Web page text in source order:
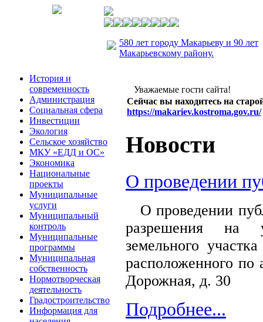
580 лет городу Макарьеву и 90 лет
Макарьевскому району.
История и
современность
Администрация
Социальная сфера
Инвестиции
Экология
Сельское хозяйство
МКУ «ЕДД и ОС»
Экономика
Национальные
проекты
Муниципальные
услуги
Муниципальный
контроль
Муниципальные
программы
Муниципальная
собственность
Нормотворческая
деятельность
Градостроительство
Информация для
Уважаемые гости сайта!
Сейчас вы находитесь на
https://makariev.kostroma.gov.ru/
Новости
О проведении
О проведении
разрешения на
земельного
расположенного по
Дорожная, д. 30
Подробнее...